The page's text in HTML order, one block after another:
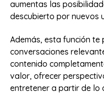
aumentas las
descubierto por nuevos
Además, esta función te
conversaciones
contenido
valor, ofrecer
entretener a partir de lo